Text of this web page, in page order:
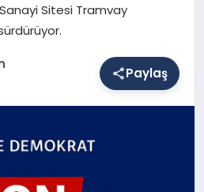
Sitesi Tramvay
Paylaş